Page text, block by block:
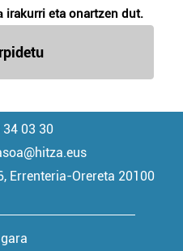
irakurri eta onartzen dut.
34 03 30
Errenteria-Orereta 20100